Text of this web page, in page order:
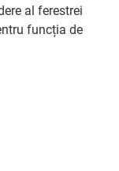
al ferestrei
funcția de